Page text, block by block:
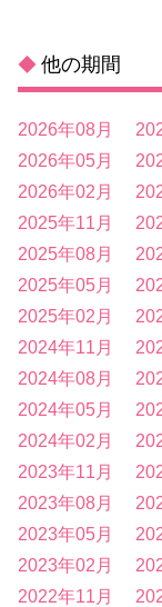
◆ 他の期間
2026年08月
2026年05月
2026年02月
2025年11月
2025年08月
2025年05月
2025年02月
2024年11月
2024年08月
2024年05月
2024年02月
2023年11月
2023年08月
2023年05月
2023年02月
2022年11月